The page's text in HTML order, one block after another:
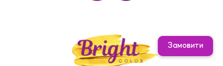
Замовити